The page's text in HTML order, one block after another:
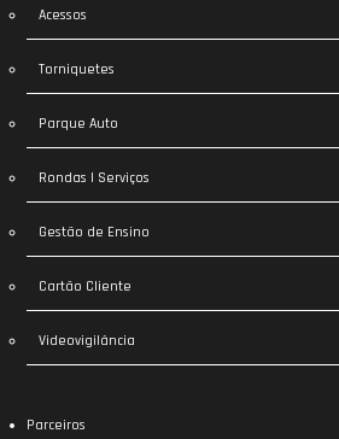
Acessos
Torniquetes
Parque Auto
Rondas | Serviços
Gestão de Ensino
Cartão Cliente
Videovigilância
Parceiros